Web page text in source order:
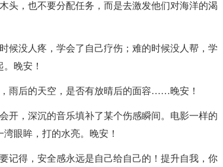
头，也不要分配任务，而是去激发他们对海洋的渴
候没人疼，学会了自己疗伤；难的时候没人帮，学
晚安！
雨后的天空，是否有放晴后的面容……晚安！
开，深沉的音乐填补了某个伤感瞬间。电影一样的
眼眸，打的水亮。晚安！
记得，安全感永远是自己给自己的！提升自我，你